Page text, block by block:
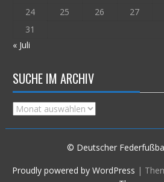
24
25 26 27
31
« Juli
SUCHE IM ARCHIV
Suche
© Deutscher
Proudly powered by WordPress |